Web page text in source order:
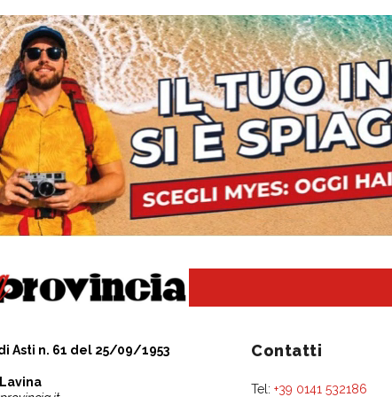
Asti n. 61 del 25/09/1953 Contatti
Tel: +39 0141 532186